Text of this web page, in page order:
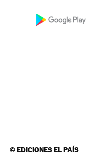
©EDICIONES EL PAÍS